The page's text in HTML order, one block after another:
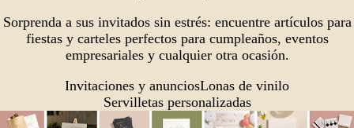
Sorprenda a sus invitados sin estrés: encuentre artículos para
fiestas y carteles perfectos para cumpleaños, eventos
empresariales y cualquier otra ocasión.
Invitaciones y anunciosLonas de vinilo
Servilletas personalizadas